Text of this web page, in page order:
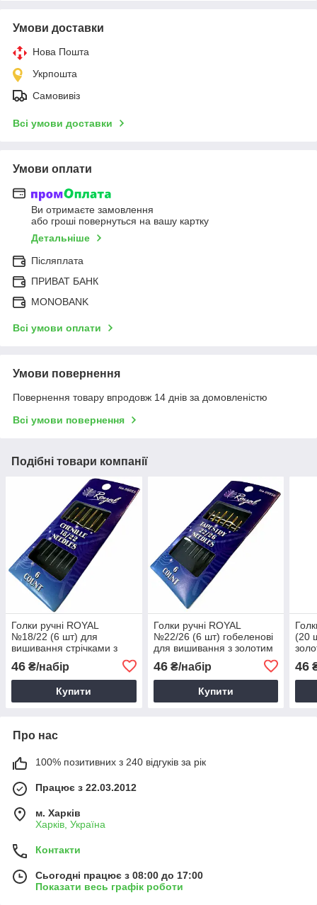
Умови доставки
Нова Пошта
Укрпошта
Самовивіз
Всі умови доставки
Умови оплати
Ви отримаєте замовлення
або гроші повернуться на вашу картку
Детальніше
Післяплата
ПРИВАТ БАНК
MONOBANK
Всі умови оплати
Умови повернення
Повернення товару впродовж 14 днів за домовленістю
Всі умови повернення
Подібні товари компанії
Голки ручні ROYAL
№18/22 (6 шт) для
вишивання стрічками з
46 ₴/набір
Купити
Голки ручні ROYAL
№22/26 (6 шт) гобеленові
для вишивання з золотим
46₴/набір
Купити
(20
46
Про нас
100% позитивних з 240 відгуків за рік
Працює з 22.03.2012
м. Харків
Харків, Україна
Контакти
Сьогодні працює з 08:00 до 17:00
Показати весь графік роботи